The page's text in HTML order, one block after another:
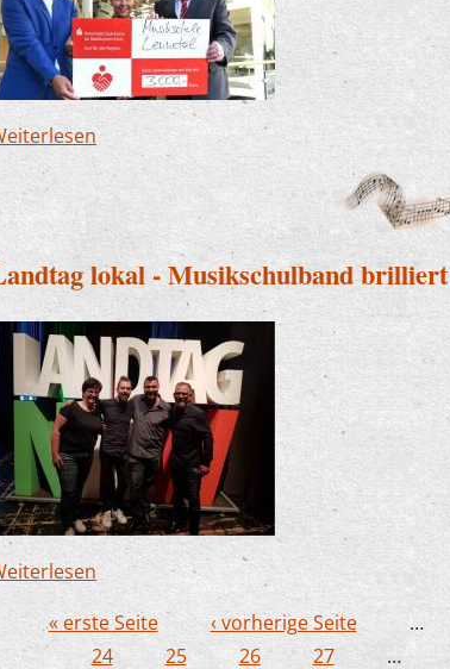
über Musikschule feiert 60-Jähriges:
lokal - Musikschulband
über Landtag lokal - Musikschulband
« erste Seite ‹ vorherige Seite …
24
25 26 27 …